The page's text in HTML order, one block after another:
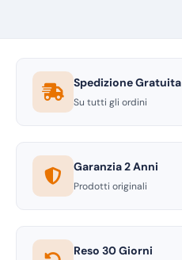
Spedizione Gratuita
Su tutti gli ordini
Garanzia 2 Anni
Prodotti originali
Reso 30 Giorni